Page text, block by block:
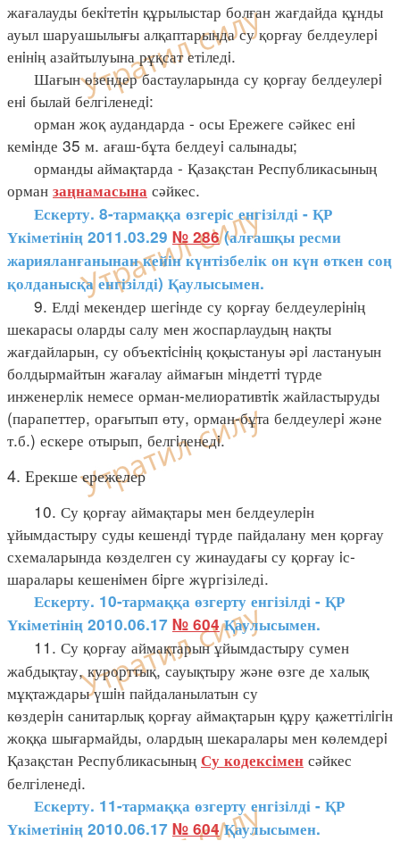
жағалауды бекiтетiн құрылыстар болған жағдайда құнды
ауыл шаруашылығы алқаптарында су қорғау белдеулерi
енiнiң азайтылуына рұқсат етіледi.
Шағын өзендер бастауларында су қорғау белдеулерi
енi былай белгіленедi:
орман жоқ аудандарда - осы Ережеге сәйкес енi
кемiнде 35 м. ағаш-бұта белдеуi салынады;
орманды аймақтарда - Қазақстан Республикасының
орман заңнамасына сәйкес.
Ескерту. 8-тармаққа өзгеріс енгізілді - ҚР
Үкіметінің 2011.03.29 № 286(алғашқы ресми
жарияланғанынан кейін күнтізбелік он күн өткен соң
қолданысқа енгізілді) Қаулысымен.
9. Елдi мекендер шегiнде су қорғау белдеулерiнiң
шекарасы оларды салу мен жоспарлаудың нақты
жағдайларын, су объектiсiнiң қоқыстануы әрi ластануын
болдырмайтын жағалау аймағын мiндеттi түрде
инженерлік немесе орман-мелиоративтiк жайластыруды
(парапеттер, орағытып өту, орман-бұта белдеулерi және
т.б.) ескере отырып, белгiленедi.
4. Ерекше ережелер
10. Су қорғау аймақтары мен белдеулерiн
ұйымдастыру суды кешендi түрде пайдалану мен қорғау
схемаларында көзделген су жинаудағы су қорғау iс-
шаралары кешенiмен бiрге жүргізіледі.
Ескерту. 10-тармаққа өзгерту енгізілді - ҚР
Үкіметінің 2010.06.17 № 604Қаулысымен.
11. Су қорғау аймақтарын ұйымдастыру сумен
жабдықтау, курорттық, сауықтыру және өзге де халық
мұқтаждары үшiн пайдаланылатын су
көздерiн санитарлық қорғау аймақтарын құру қажеттілiгiн
жоққа шығармайды, олардың шекаралары мен көлемдерi
Қазақстан Республикасының Су кодексімен сәйкес
белгіленедi.
Ескерту. 11-тармаққа өзгерту енгізілді - ҚР
Үкіметінің 2010.06.17 № 604Қаулысымен.